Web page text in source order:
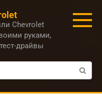
Chevrolet
руками,
драйвы